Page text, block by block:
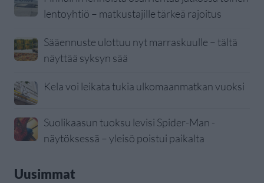
lentoyhtiö – matkustajille tärkeä rajoitus
Sääennuste ulottuu nyt marraskuulle – tältä
näyttää syksyn sää
Kela voi leikata tukia ulkomaanmatkan vuoksi
Suolikaasun tuoksu levisi Spider-Man -
näytöksessä – yleisö poistui paikalta
Uusimmat